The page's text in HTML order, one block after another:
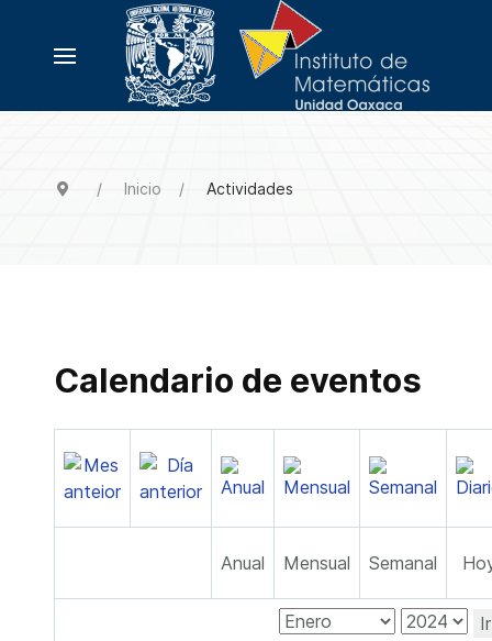
Inicio Actividades
Calendario de eventos
Anual Mensual Semanal